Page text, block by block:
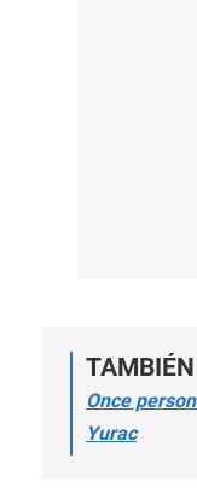
Once
Yurac